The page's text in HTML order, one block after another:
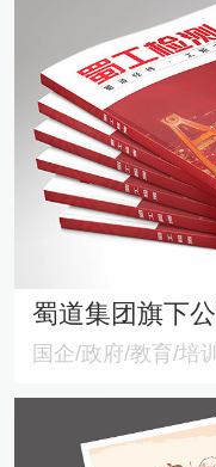
国企/政府/教育/培训